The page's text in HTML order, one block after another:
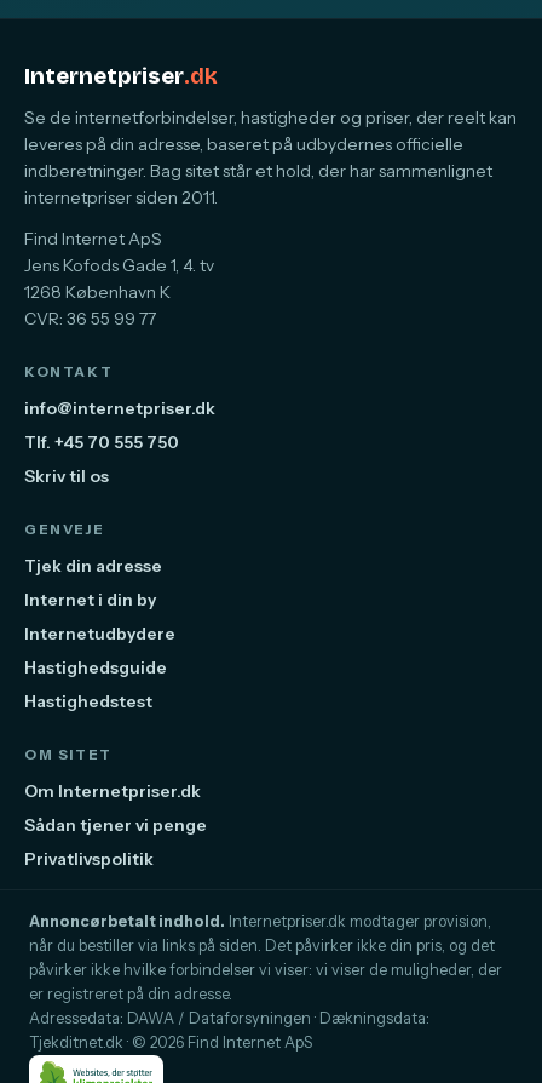
Internetpriser.dk
Se de internetforbindelser, hastigheder og priser, der reelt kan
leveres på din adresse, baseret på udbydernes officielle
indberetninger. Bag sitet står et hold, der har sammenlignet
internetpriser siden 2011.
Find Internet ApS
Jens Kofods Gade 1, 4. tv
1268 København K
CVR: 36 55 99 77
KONTAKT
info@internetpriser.dk
Tlf. +45 70 555 750
Skriv til os
GENVEJE
Tjek din adresse
Internet i din by
Internetudbydere
Hastighedsguide
Hastighedstest
OM SITET
Om Internetpriser.dk
Sådan tjener vi penge
Privatlivspolitik
Annoncørbetalt indhold. Internetpriser.dk modtager provision,
når du bestiller via links på siden. Det påvirker ikke din pris, og det
påvirker ikke hvilke forbindelser vi viser: vi viser de muligheder, der
er registreret på din adresse.
Adressedata: DAWA / Dataforsyningen · Dækningsdata:
Tjekditnet.dk · © 2026 Find Internet ApS